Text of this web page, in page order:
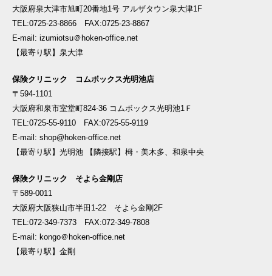
大阪府泉大津市旭町20番地1号 アルザタウン泉大津1F
TEL:0725-23-8866 FAX:0725-23-8867
E-mail: izumiotsu＠hoken-office.net
【最寄り駅】泉大津
保険クリニック コムボックス光明池店
〒594-1101
大阪府和泉市室堂町824-36 コムボックス光明池1Ｆ
TEL:0725-55-9110 FAX:0725-55-9119
E-mail: shop@hoken-office.net
【最寄り駅】光明池 【隣接駅】栂・美木多、和泉中央
保険クリニック そよら金剛店
〒589-0011
大阪府大阪狭山市半田1-22 そよら金剛2F
TEL:072-349-7373 FAX:072-349-7808
E-mail: kongo＠hoken-office.net
【最寄り駅】金剛